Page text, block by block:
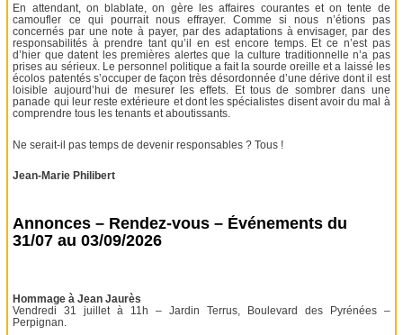
En attendant, on blablate, on gère les affaires courantes et on tente de
camoufler ce qui pourrait nous effrayer. Comme si nous n’étions pas
concernés par une note à payer, par des adaptations à envisager, par des
responsabilités à prendre tant qu’il en est encore temps. Et ce n’est pas
d’hier que datent les premières alertes que la culture traditionnelle n’a pas
prises au sérieux. Le personnel politique a fait la sourde oreille et a laissé les
écolos patentés s’occuper de façon très désordonnée d’une dérive dont il est
loisible aujourd’hui de mesurer les effets. Et tous de sombrer dans une
panade qui leur reste extérieure et dont les spécialistes disent avoir du mal à
comprendre tous les tenants et aboutissants.
Ne serait-il pas temps de devenir responsables ? Tous !
Jean-Marie Philibert
Annonces – Rendez-vous – Événements du
31/07 au 03/09/2026
Hommage à Jean Jaurès
Vendredi 31 juillet à 11h – Jardin Terrus, Boulevard des Pyrénées –
Perpignan.